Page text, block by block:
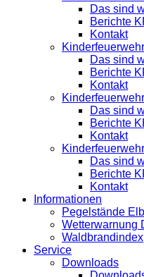
Das sind
Berichte
Kontakt
Das sind
Berichte
Kontakt
Das sind
Berichte
Kontakt
Das sind
Berichte
Kontakt
Informationen
Pegelstände
Wetterwarnung
Waldbrandindex
Service
Downloads